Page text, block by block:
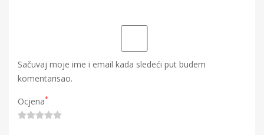
Sačuvaj moje ime i email kada sledeći put budem
komentarisao.
Ocjena*